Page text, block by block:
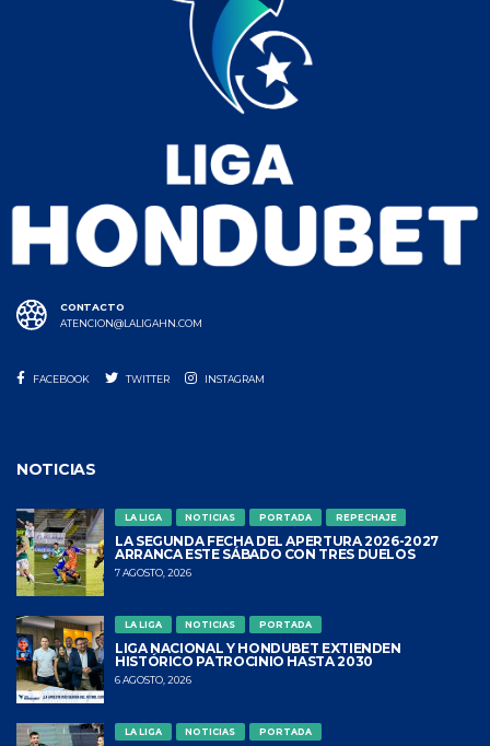
CONTACTO
ATENCION@LALIGAHN.COM
FACEBOOK TWITTER INSTAGRAM
NOTICIAS
LA LIGA NOTICIAS PORTADA REPECHAJE
LA SEGUNDA FECHA DEL APERTURA 2026-2027
ARRANCA ESTE SÁBADO CON TRES DUELOS
7 AGOSTO, 2026
LA LIGA NOTICIAS PORTADA
LIGA NACIONAL Y HONDUBET EXTIENDEN
HISTÓRICO PATROCINIO HASTA 2030
6 AGOSTO, 2026
LA LIGA NOTICIAS PORTADA